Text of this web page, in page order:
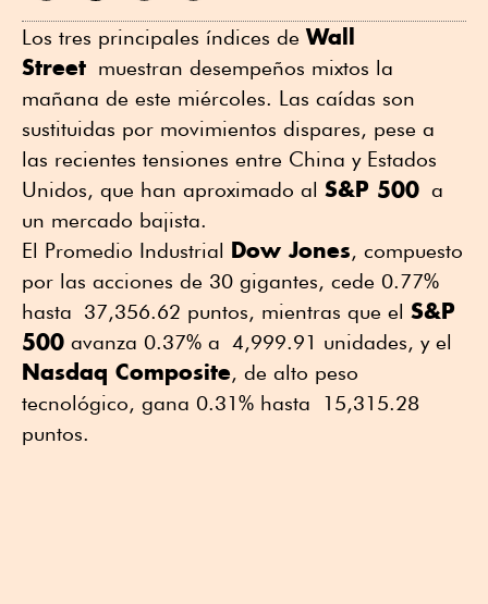
Los tres principales índices deWall
Street muestran desempeños mixtos la
mañana de este miércoles. Las caídas son
sustituidas por movimientos dispares, pese a
las recientes tensiones entre China y Estados
Unidos, que han aproximado al S&P 500 a
un mercado bajista.
El Promedio Industrial Dow Jones, compuesto
por las acciones de 30 gigantes, cede 0.77%
hasta 37,356.62 puntos, mientras que el S&P
500 avanza 0.37% a 4,999.91 unidades, y el
Nasdaq Composite, de alto peso
tecnológico, gana 0.31% hasta 15,315.28
puntos.